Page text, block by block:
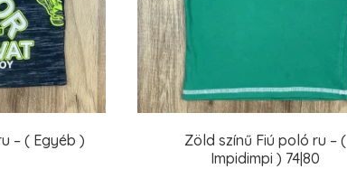
– ( Egyéb )
Zöld színű Fiú poló ru – (
Impidimpi ) 74|80